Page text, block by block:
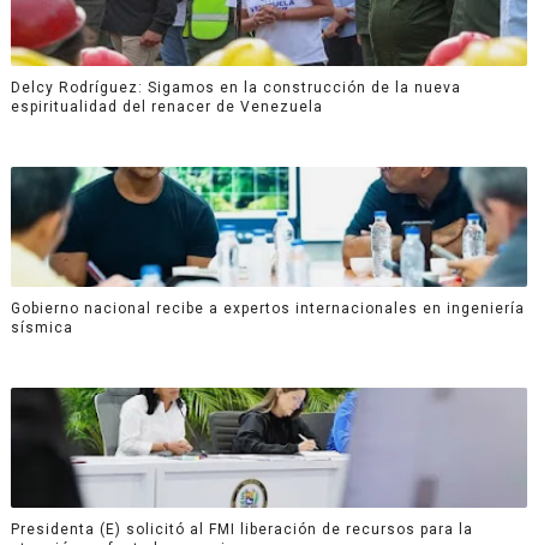
Delcy Rodríguez: Sigamos en la construcción de la nueva
espiritualidad del renacer de Venezuela
Gobierno nacional recibe a expertos internacionales en ingeniería
sísmica
Presidenta (E) solicitó al FMI liberación de recursos para la